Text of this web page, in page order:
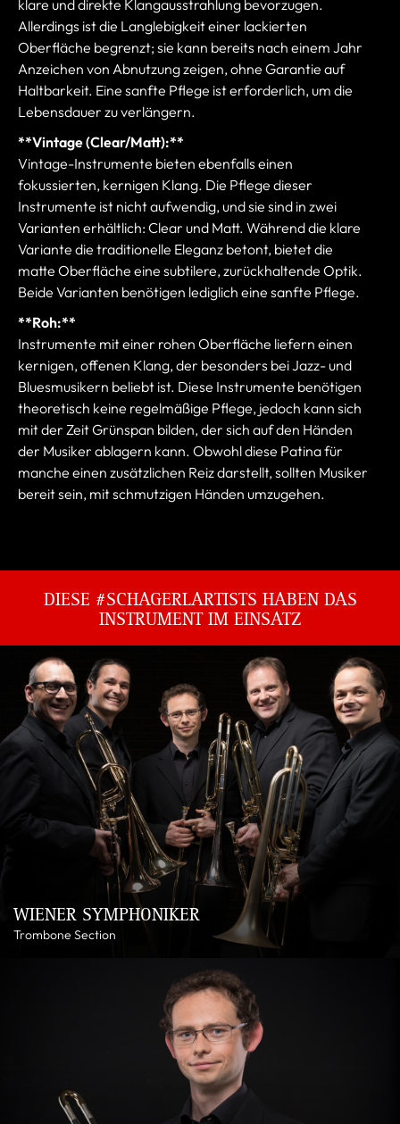
klare und direkte Klangausstrahlung bevorzugen.
Allerdings ist die Langlebigkeit einer lackierten
Oberfläche begrenzt; sie kann bereits nach einem Jahr
Anzeichen von Abnutzung zeigen, ohne Garantie auf
Haltbarkeit. Eine sanfte Pflege ist erforderlich, um die
Lebensdauer zu verlängern.
**Vintage (Clear/Matt):**
Vintage-Instrumente bieten ebenfalls einen
fokussierten, kernigen Klang. Die Pflege dieser
Instrumente ist nicht aufwendig, und sie sind in zwei
Varianten erhältlich: Clear und Matt. Während die klare
Variante die traditionelle Eleganz betont, bietet die
matte Oberfläche eine subtilere, zurückhaltende Optik.
Beide Varianten benötigen lediglich eine sanfte Pflege.
**Roh:**
Instrumente mit einer rohen Oberfläche liefern einen
kernigen, offenen Klang, der besonders bei Jazz- und
Bluesmusikern beliebt ist. Diese Instrumente benötigen
theoretisch keine regelmäßige Pflege, jedoch kann sich
mit der Zeit Grünspan bilden, der sich auf den Händen
der Musiker ablagern kann. Obwohl diese Patina für
manche einen zusätzlichen Reiz darstellt, sollten Musiker
bereit sein, mit schmutzigen Händen umzugehen.
DIESE #SCHAGERLARTISTS HABEN DAS
INSTRUMENT IM EINSATZ
WIENER SYMPHONIKER
Trombone Section